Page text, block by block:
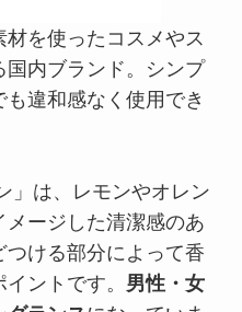
こちら